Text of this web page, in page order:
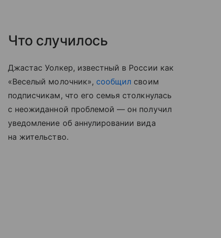
Что случилось
Джастас Уолкер, известный в России как
«Веселый молочник», сообщил своим
подписчикам, что его семья столкнулась
с неожиданной проблемой — он получил
уведомление об аннулировании вида
на жительство.